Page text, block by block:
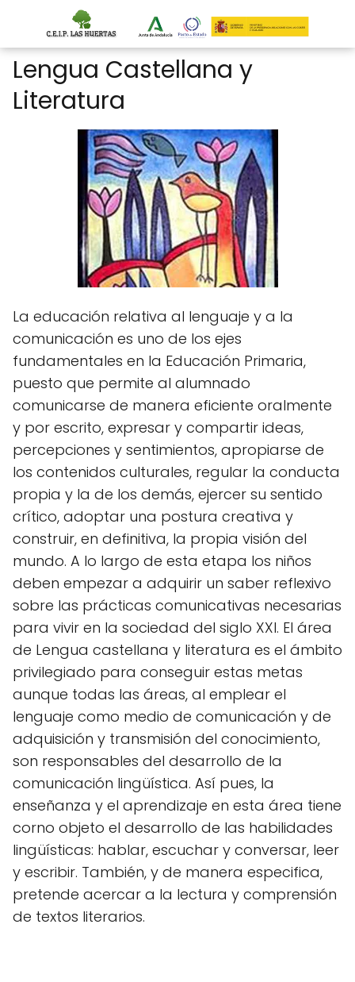
Lengua Castellana y
Literatura
La educación relativa al lenguaje y a la
comunicación es uno de los ejes
fundamentales en la Educación Primaria,
puesto que permite al alumnado
comunicarse de manera eficiente oralmente
y por escrito, expresar y compartir ideas,
percepciones y sentimientos, apropiarse de
los contenidos culturales, regular la conducta
propia y la de los demás, ejercer su sentido
crítico, adoptar una postura creativa y
construir, en definitiva, la propia visión del
mundo. A lo largo de esta etapa los niños
deben empezar a adquirir un saber reflexivo
sobre las prácticas comunicativas necesarias
para vivir en la sociedad del siglo XXI. El área
de Lengua castellana y literatura es el ámbito
privilegiado para conseguir estas metas
aunque todas las áreas, al emplear el
lenguaje como medio de comunicación y de
adquisición y transmisión del conocimiento,
son responsables del desarrollo de la
comunicación lingüística. Así pues, la
enseñanza y el aprendizaje en esta área tiene
corno objeto el desarrollo de las habilidades
lingüísticas: hablar, escuchar y conversar, leer
y escribir. También, y de manera especifica,
pretende acercar a la lectura y comprensión
de textos literarios.